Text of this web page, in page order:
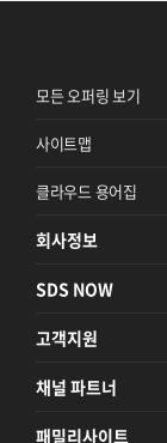
모든 오퍼링 보기
사이트맵
클라우드 용어집
회사정보
SDS NOW
고객지원
채널 파트너
패밀리사이트